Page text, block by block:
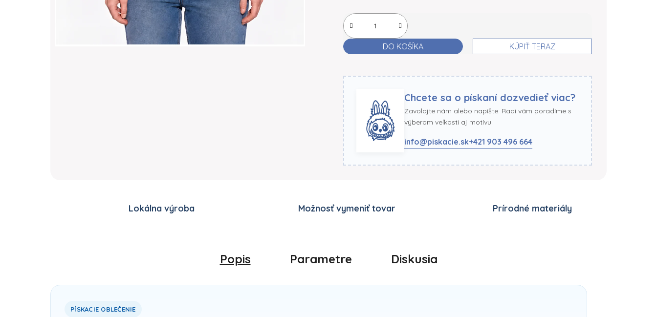
DO KOŠÍKA KÚPIŤ TERAZ
Chcete sa o pískaní dozvedieť viac?
Zavolajte nám alebo napíšte. Radi vám poradíme s
výberom veľkosti aj motívu.
info@piskacie.sk+421 903 496 664
Lokálna výroba Možnosť vymeniť tovar Prírodné materiály
Popis Parametre Diskusia
PÍSKACIE OBLEČENIE